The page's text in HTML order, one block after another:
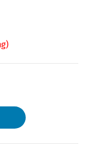
3inch, 12229